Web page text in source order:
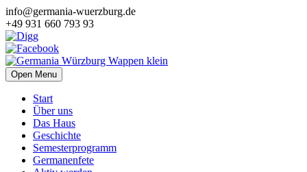
info@germania-wuerzburg.de
+49 931 660 793 93
Open Menu
Start
Über uns
Das Haus
Geschichte
Semesterprogramm
Germanenfete